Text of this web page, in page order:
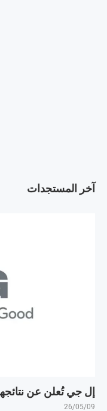
آخر المستجدات
إل جي تُعلن عن نتائجها
26/05/09